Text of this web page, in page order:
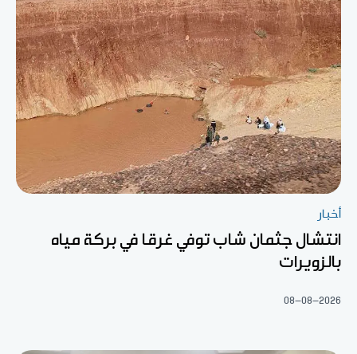
أخبار
انتشال جثمان شاب توفي غرقا في بركة مياه
بالزويرات
08-08-2026